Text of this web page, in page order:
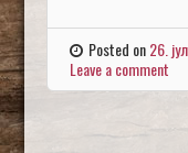
Posted on26.
Leave a comment